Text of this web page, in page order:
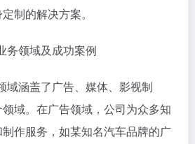
制的解决方案。
务领域及成功案例
域涵盖了广告、媒体、影视制
域。在广告领域，公司为众多知
作服务，如某知名汽车品牌的广